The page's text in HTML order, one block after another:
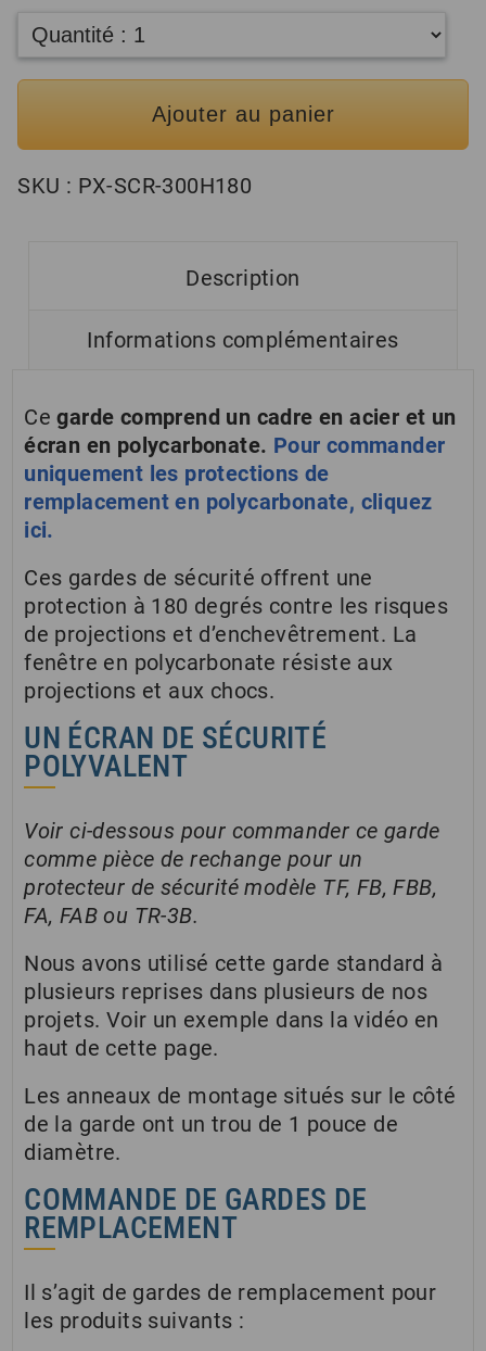
Ajouter au panier
SKU : PX-SCR-300H180
Description
Informations complémentaires
Cegarde comprend un cadre en acier et un
écran en polycarbonate. Pour commander
uniquement les protections de
remplacement en polycarbonate, cliquez
ici.
Ces gardes de sécurité offrent une
protection à 180 degrés contre les risques
de projections et d’enchevêtrement. La
fenêtre en polycarbonate résiste aux
projections et aux chocs.
UN ÉCRAN DE SÉCURITÉ
POLYVALENT
Voir ci-dessous pour commander ce garde
comme pièce de rechange pour un
protecteur de sécurité modèle TF, FB, FBB,
FA, FAB ou TR-3B.
Nous avons utilisé cette garde standard à
plusieurs reprises dans plusieurs de nos
projets. Voir un exemple dans la vidéo en
haut de cette page.
Les anneaux de montage situés sur le côté
de la garde ont un trou de 1 pouce de
diamètre.
COMMANDE DE GARDES DE
REMPLACEMENT
Il s’agit de gardes de remplacement pour
les produits suivants :